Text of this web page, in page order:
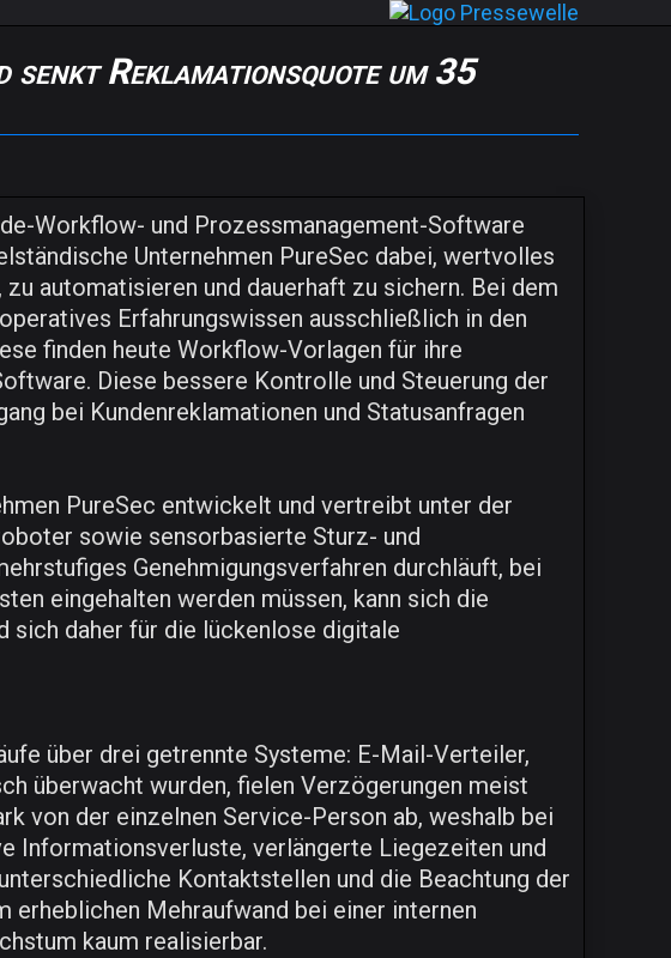
Reklamationsquote um 35
Workflow- und Prozessmanagement-Software
Unternehmen PureSec dabei, wertvolles
automatisieren und dauerhaft zu sichern. Bei dem
Erfahrungswissen ausschließlich in den
finden heute Workflow-Vorlagen für ihre
Diese bessere Kontrolle und Steuerung der
bei Kundenreklamationen und Statusanfragen
PureSec entwickelt und vertreibt unter der
sowie sensorbasierte Sturz- und
Genehmigungsverfahren durchläuft, bei
eingehalten werden müssen, kann sich die
sich daher für die lückenlose digitale
über drei getrennte Systeme: E-Mail-Verteiler,
überwacht wurden, fielen Verzögerungen meist
von der einzelnen Service-Person ab, weshalb bei
Informationsverluste, verlängerte Liegezeiten und
Kontaktstellen und die Beachtung der
Mehraufwand bei einer internen
kaum realisierbar.